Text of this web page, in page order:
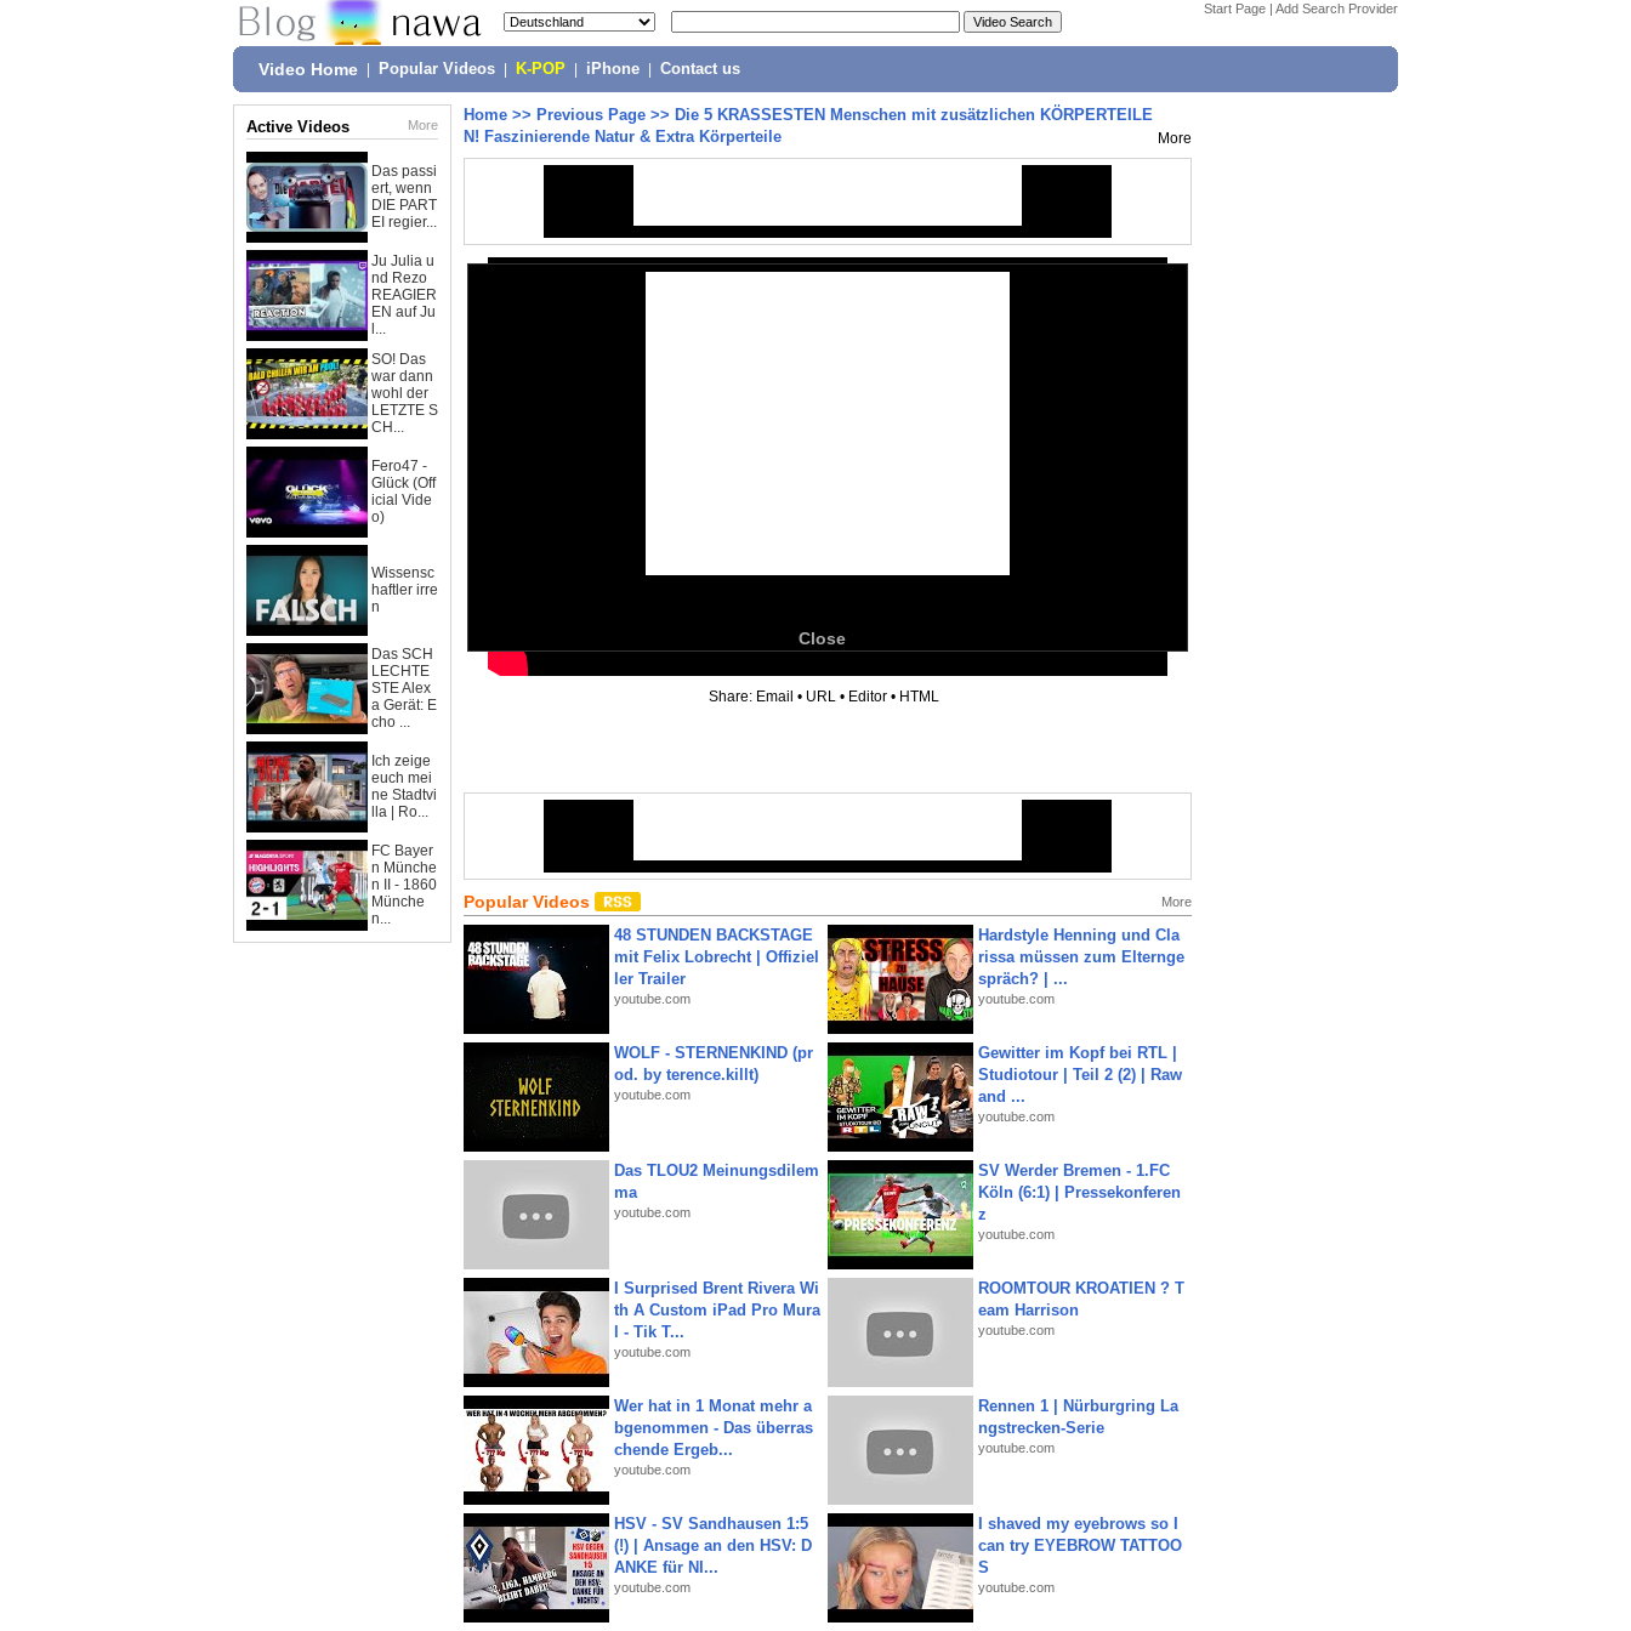
Start Page | Add Search Provider
Video Home Popular Videos K-POP iPhone Contact us
Active Videos More
Das passi
ert, wenn
DIE PART
EI regier...
Ju Julia u
nd Rezo
REAGIER
EN auf Ju
l...
SO! Das
war dann
wohl der
LETZTE S
CH...
Fero47 -
Glück (Off
icial Vide
o)
Wissensc
haftler irre
n
Das SCH
LECHTE
STE Alex
a Gerät: E
cho ...
Ich zeige
euch mei
ne Stadtvi
lla | Ro...
FC Bayer
n Münche
n II - 1860
Münche
n...
Home >> Previous Page >> Die 5 KRASSESTEN Menschen mit zusätzlichen KÖRPERTEILE
N! Faszinierende Natur & Extra Körperteile
More
Close
Share: Email • URL • Editor • HTML
Popular Videos More
48 STUNDEN BACKSTAGE
mit Felix Lobrecht | Offiziel
ler Trailer
youtube.com
Hardstyle Henning und Cla
rissa müssen zum Elternge
spräch? | ...
youtube.com
WOLF - STERNENKIND (pr
od. by terence.killt)
youtube.com
Gewitter im Kopf bei RTL |
Studiotour | Teil 2 (2) | Raw
and ...
youtube.com
Das TLOU2 Meinungsdilem
ma
youtube.com
SV Werder Bremen - 1.FC
Köln (6:1) | Pressekonferen
z
youtube.com
I Surprised Brent Rivera Wi
th A Custom iPad Pro Mura
l - Tik T...
youtube.com
ROOMTOUR KROATIEN ? T
eam Harrison
youtube.com
Wer hat in 1 Monat mehr a
bgenommen - Das überras
chende Ergeb...
youtube.com
Rennen 1 | Nürburgring La
ngstrecken-Serie
youtube.com
HSV - SV Sandhausen 1:5
(!) | Ansage an den HSV: D
ANKE für NI...
youtube.com
I shaved my eyebrows so I
can try EYEBROW TATTOO
S
youtube.com